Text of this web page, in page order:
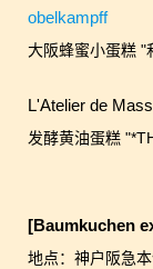
obelkampff
大阪蜂蜜小蛋糕 "
L'Atelier de
发酵黄油蛋糕
[Baumkuchen
地点：神户阪急